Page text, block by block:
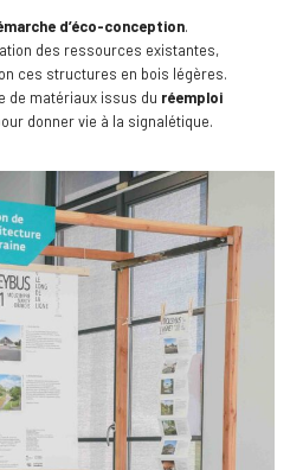
d’éco-conception.
des ressources existantes,
ces structures en bois légères.
de matériaux issus du réemploi
donner vie à la signalétique.